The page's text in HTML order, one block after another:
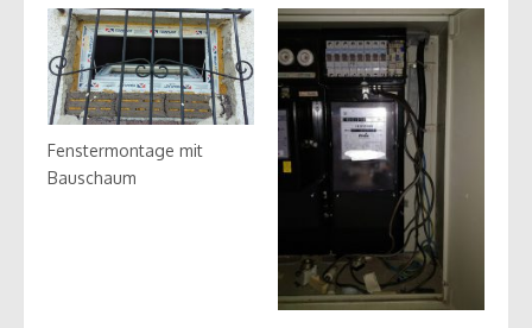
Fenstermontage mit
Bauschaum